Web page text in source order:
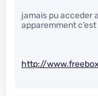
jamais pu acceder
apparemment
http://